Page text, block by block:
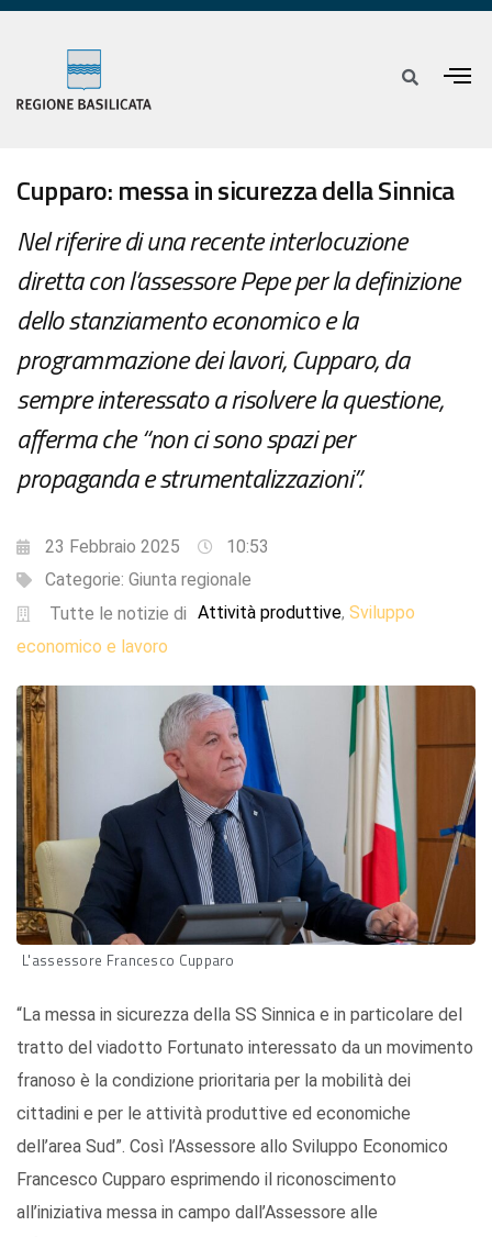
Cupparo: messa in sicurezza della Sinnica
Nel riferire di una recente interlocuzione
diretta con l’assessore Pepe per la definizione
dello stanziamento economico e la
programmazione dei lavori, Cupparo, da
sempre interessato a risolvere la questione,
afferma che “non ci sono spazi per
propaganda e strumentalizzazioni”.
23 Febbraio 2025
10:53
Categorie: Giunta regionale
Tutte le notizie di Attività produttive, Sviluppo
economico e lavoro
L'assessore Francesco Cupparo
“La messa in sicurezza della SS Sinnica e in particolare del
tratto del viadotto Fortunato interessato da un movimento
franoso è la condizione prioritaria per la mobilità dei
cittadini e per le attività produttive ed economiche
dell’area Sud”. Così l’Assessore allo Sviluppo Economico
Francesco Cupparo esprimendo il riconoscimento
all’iniziativa messa in campo dall’Assessore alle